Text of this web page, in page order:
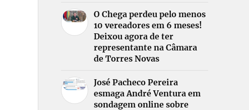
O Chega perdeu pelo menos
10 vereadores em 6 meses!
Deixou agora de ter
representante na Câmara
de Torres Novas
José Pacheco Pereira
esmaga André Ventura em
sondagem online sobre